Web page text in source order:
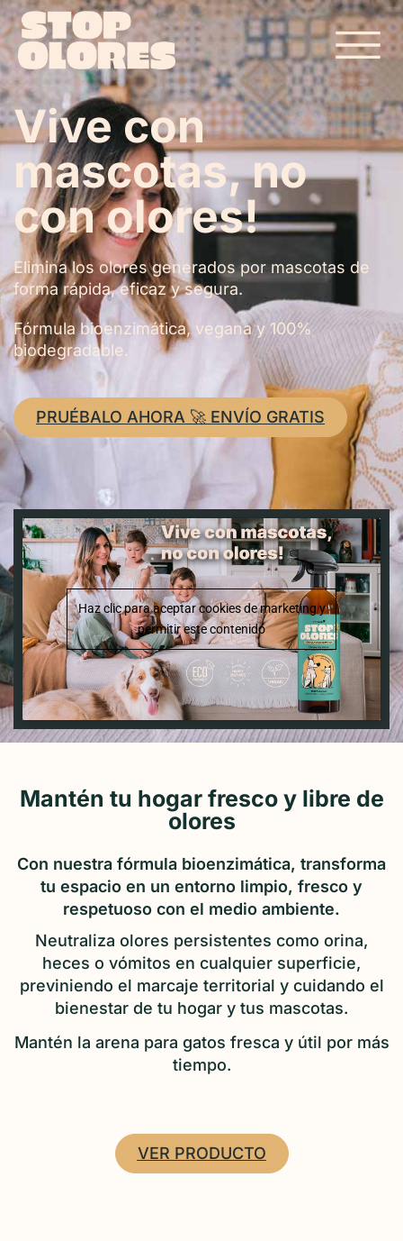
Vive con
mascotas, no
con olores!
Elimina los olores generados por mascotas de
forma rápida, eficaz y segura.
Fórmula bioenzimática, vegana y 100%
biodegradable.
PRUÉBALO AHORA 🚀 ENVÍO GRATIS
Haz clic para aceptar cookies de marketing y
permitir este contenido
Mantén tu hogar fresco y libre de
olores
Con nuestra fórmula bioenzimática, transforma
tu espacio en un entorno limpio, fresco y
respetuoso con el medio ambiente.
Neutraliza olores persistentes como orina,
heces o vómitos en cualquier superficie,
previniendo el marcaje territorial y cuidando el
bienestar de tu hogar y tus mascotas.
Mantén la arena para gatos fresca y útil por más
tiempo.
VER PRODUCTO